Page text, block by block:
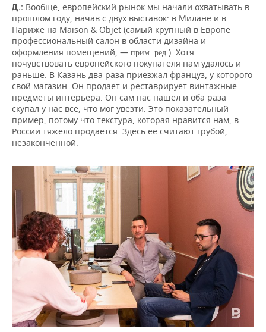
Д.: Вообще, европейский рынок мы начали охватывать в
прошлом году, начав с двух выставок: в Милане и в
Париже на Maison & Objet (самый крупный в Европе
профессиональный салон в области дизайна и
оформления помещений, — прим. ред. ). Хотя
почувствовать европейского покупателя нам удалось и
раньше. В Казань два раза приезжал француз, у которого
свой магазин. Он продает и реставрирует винтажные
предметы интерьера. Он сам нас нашел и оба раза
скупал у нас все, что мог увезти. Это показательный
пример, потому что текстура, которая нравится нам, в
России тяжело продается. Здесь ее считают грубой,
незаконченной.